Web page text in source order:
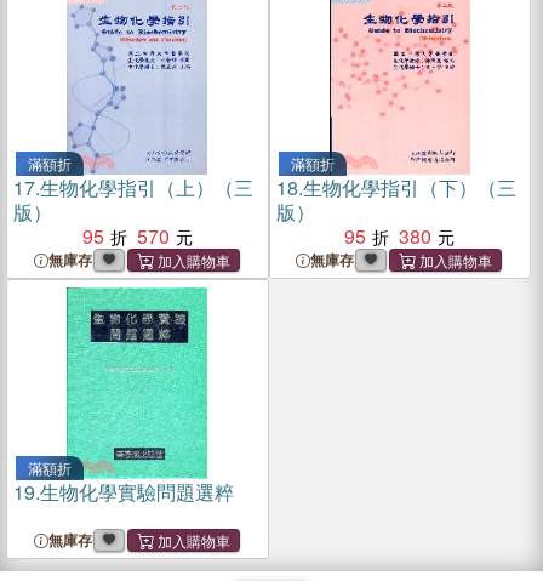
滿額折
17.生物化學指引（上）（三
版）
95
570
無庫存
滿額折
18.生物化學指引（下）（三
版）
95
380
無庫存
滿額折
19.生物化學實驗問題選粹
無庫存